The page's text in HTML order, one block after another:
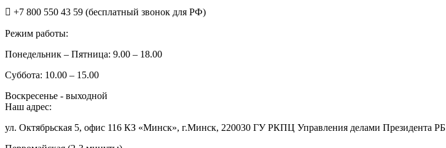
+7 800 550 43 59 (бесплатный звонок для РФ)
Режим работы:
Понедельник – Пятница: 9.00 – 18.00
Суббота: 10.00 – 15.00
Воскресенье - выходной
Наш адрес:
ул. Октябрьская 5, офис 116 КЗ «Минск», г.Минск, 220030 ГУ РКПЦ Управления делами Президента РБ